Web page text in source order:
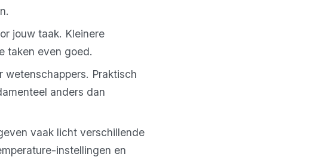
jouw taak. Kleinere
taken even goed.
wetenschappers. Praktisch
anders dan
vaak licht verschillende
instellingen en